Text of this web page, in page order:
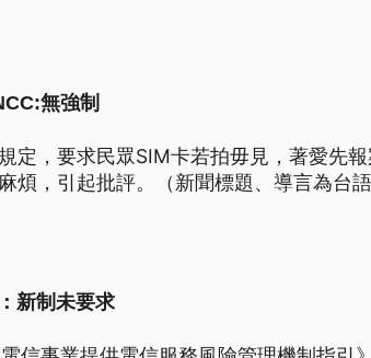
無強制
定，要求民眾SIM卡若拍毋見，著愛先
煩，引起批評。（新聞標題、導言為台語
新制未要求